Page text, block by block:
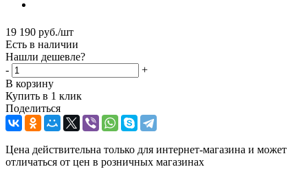
19 190 руб./шт
Есть в наличии
Нашли дешевле?
-
+
В корзину
Купить в 1 клик
Поделиться
Цена действительна только для интернет-магазина и может
отличаться от цен в розничных магазинах